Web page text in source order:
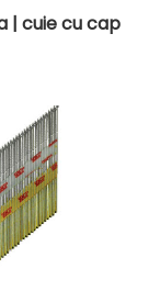
| cuie cu cap